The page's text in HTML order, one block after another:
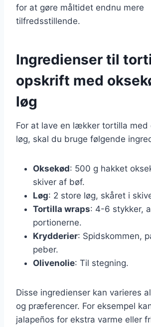
for at gøre måltidet endnu mere
tilfredsstillende.
Ingredienser til
opskrift med
løg
For at lave en lækker tortilla med
løg, skal du bruge følgende
Oksekød: 500 g hakket
skiver af bøf.
Løg: 2 store løg, skåret i
Tortilla wraps: 4-6 stykker,
portionerne.
Krydderier: Spidskommen,
peber.
Olivenolie: Til stegning.
Disse ingredienser kan varieres
og præferencer. For eksempel
jalapeños for ekstra varme eller